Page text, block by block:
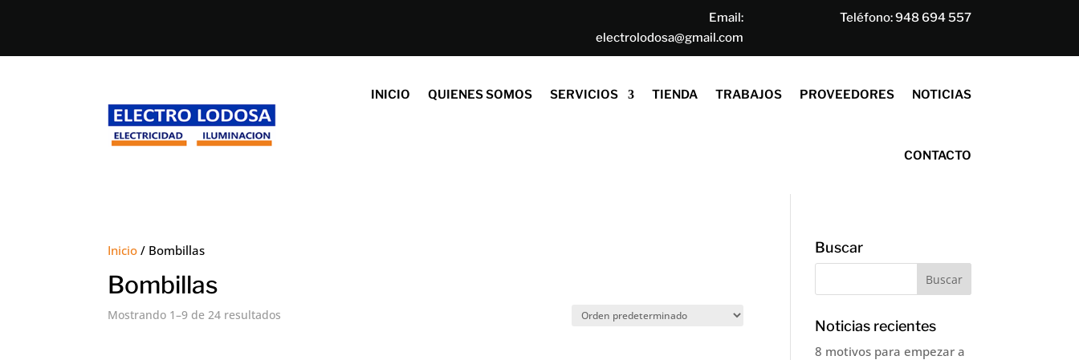
Email:
electrolodosa@gmail.com
Teléfono:948 694 557
INICIO QUIENES SOMOS SERVICIOS TIENDA TRABAJOS PROVEEDORES NOTICIAS
CONTACTO
Inicio / Bombillas
Bombillas
Mostrando 1–9 de 24 resultados
Buscar
Noticias recientes
8 motivos para empezar a